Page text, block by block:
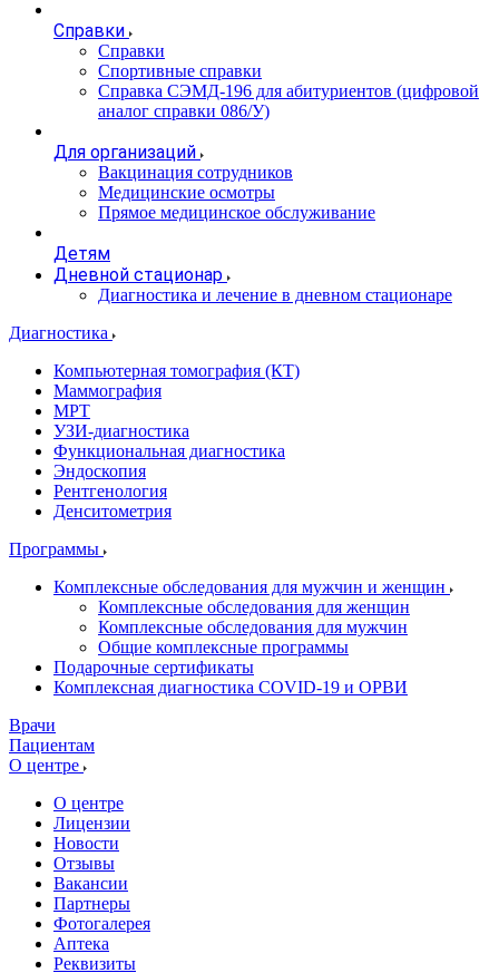
Справки
Справки
Спортивные справки
Справка СЭМД‑196 для абитуриентов (цифровой
аналог справки 086/У)
Для организаций
Вакцинация сотрудников
Медицинские осмотры
Прямое медицинское обслуживание
Детям
Дневной стационар
Диагностика и лечение в дневном стационаре
Диагностика
Компьютерная томография (КТ)
Маммография
МРТ
УЗИ-диагностика
Функциональная диагностика
Эндоскопия
Рентгенология
Денситометрия
Программы
Комплексные обследования для мужчин и женщин
Комплексные обследования для женщин
Комплексные обследования для мужчин
Общие комплексные программы
Подарочные сертификаты
Комплексная диагностика COVID-19 и ОРВИ
Врачи
Пациентам
О центре
О центре
Лицензии
Новости
Отзывы
Вакансии
Партнеры
Фотогалерея
Аптека
Реквизиты